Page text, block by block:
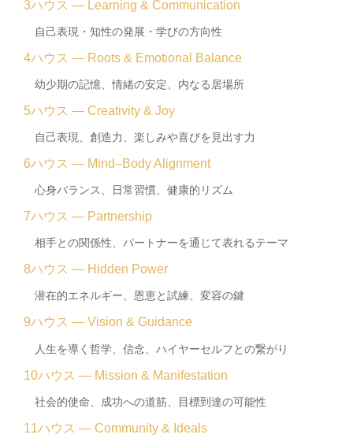
3ハウス — Learning & Communication
自己表現・知性の発展・学びの方向性
4ハウス — Roots & Emotional Balance
幼少期の記憶、情緒の安定、内なる居場所
5ハウス — Creativity & Joy
自己表現、創造力、楽しみや喜びを見出す力
6ハウス — Mind–Body Alignment
心身バランス、日常習慣、健康的リズム
7ハウス — Partnership
相手との関係性、パートナーを通じて表れるテーマ
8ハウス — Hidden Power
潜在的エネルギー、恩恵と試練、変容の鍵
9ハウス — Vision & Guidance
人生を導く哲学、信念、ハイヤーセルフとの繋がり
10ハウス — Mission & Manifestation
社会的使命、成功への道筋、目標到達の可能性
11ハウス — Community & Ideals